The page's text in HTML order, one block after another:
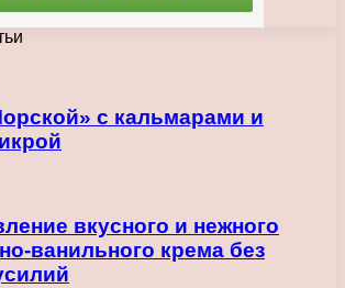
с кальмарами и
вкусного и нежного
ванильного крема без